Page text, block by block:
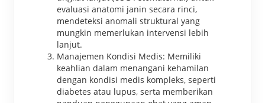
evaluasi anatomi janin secara rinci,
mendeteksi anomali struktural yang
mungkin memerlukan intervensi lebih
lanjut.
Manajemen Kondisi Medis: Memiliki
keahlian dalam menangani kehamilan
dengan kondisi medis kompleks, seperti
diabetes atau lupus, serta memberikan